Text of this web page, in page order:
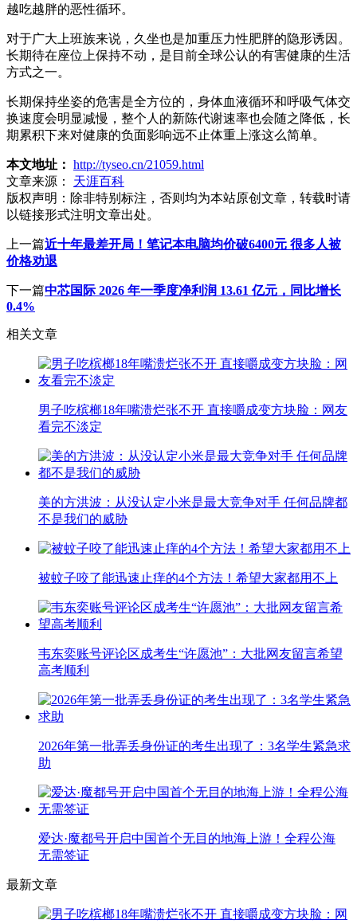
越吃越胖的恶性循环。
对于广大上班族来说，久坐也是加重压力性肥胖的隐形诱因。
长期待在座位上保持不动，是目前全球公认的有害健康的生活
方式之一。
长期保持坐姿的危害是全方位的，身体血液循环和呼吸气体交
换速度会明显减慢，整个人的新陈代谢速率也会随之降低，长
期累积下来对健康的负面影响远不止体重上涨这么简单。
本文地址： http://tyseo.cn/21059.html
文章来源：
天涯百科
版权声明： 除非特别标注，否则均为本站原创文章，转载时请
以链接形式注明文章出处。
上一篇近十年最差开局！笔记本电脑均价破6400元 很多人被
价格劝退
下一篇中芯国际 2026 年一季度净利润 13.61 亿元，同比增长
0.4%
相关文章
男子吃槟榔18年嘴溃烂张不开 直接嚼成变方块脸：网友
看完不淡定
美的方洪波：从没认定小米是最大竞争对手 任何品牌都
不是我们的威胁
被蚊子咬了能迅速止痒的4个方法！希望大家都用不上
韦东奕账号评论区成考生“许愿池”：大批网友留言希望
高考顺利
2026年第一批弄丢身份证的考生出现了：3名学生紧急求
助
爱达·魔都号开启中国首个无目的地海上游！全程公海
无需签证
最新文章